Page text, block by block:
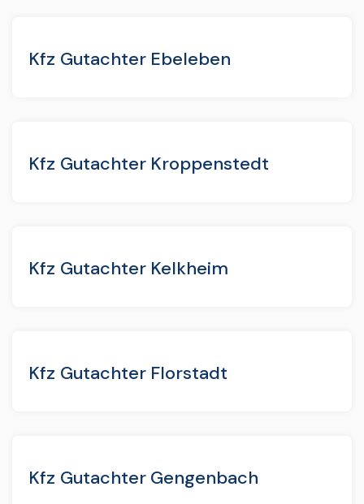
Kfz Gutachter Ebeleben
Kfz Gutachter Kroppenstedt
Kfz Gutachter Kelkheim
Kfz Gutachter Florstadt
Kfz Gutachter Gengenbach